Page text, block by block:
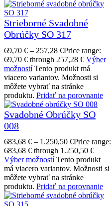
Strieborné Svadobné
Obrúčky SO 317
69,70 € – 257,28 €Price range:
69,70 € through 257,28 € Výber
možností Tento produkt má
viacero variantov. Možnosti si
môžete vybrať na stránke
produktu. Pridať na porovnanie
Svadobné Obrúčky SO
008
683,68 € – 1.250,50 €Price range:
683,68 € through 1.250,50 €
Výber možností Tento produkt
má viacero variantov. Možnosti si
môžete vybrať na stránke
produktu. Pridať na porovnanie